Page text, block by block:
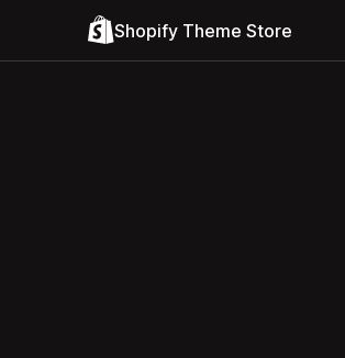
Shopify Theme Store